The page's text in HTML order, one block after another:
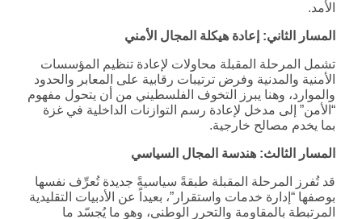
الأمد.
المسار الثاني: إعادة هيكلة المجال الأمني
تشمل المرحلة المقبلة محاولات لإعادة تنظيم المؤسسات
الأمنية والمدنية وفرض ترتيبات رقابية على المعابر والحدود
والموارد، وهنا يبرز التخوف الفلسطيني من أن يتحول مفهوم
“الأمن” إلى مدخل لإعادة رسم التوازنات الداخلية في غزة
بما يخدم مصالح خارجية.
المسار الثالث: هندسة المجال السياسي
قد تُفرز المرحلة المقبلة طبقةً سياسيةً جديدة تُعرِّف نفسها
بوصفها “إدارة خدمات واستقرار”، بعيداً عن الأدبيات التقليدية
المرتبطة بالمقاومة والتحرر الوطني، وهو ما يُجسّد ما